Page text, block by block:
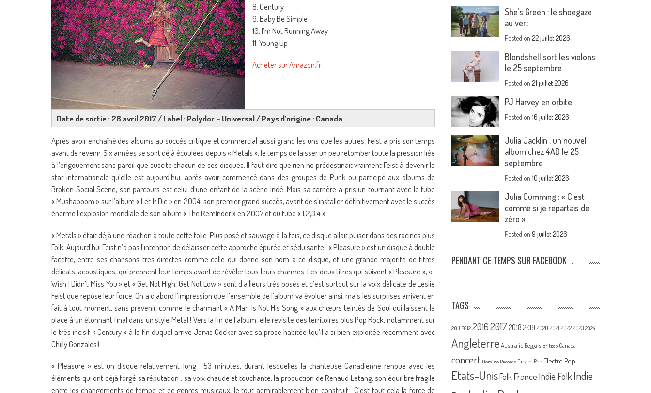
8. Century
9. Baby Be Simple
10. I’m Not Running Away
11. Young Up
Acheter sur Amazon.fr
Date de sortie : 28 avril 2017 / Label : Polydor – Universal / Pays d’origine : Canada
Après avoir enchaîné des albums au succès critique et commercial aussi grand les uns que les autres, Feist a pris son temps
avant de revenir. Six années se sont déjà écoulées depuis « Metals », le temps de laisser un peu retomber toute la pression liée
à l’engouement sans pareil que suscite chacun de ses disques. Il faut dire que rien ne prédestinait vraiment Feist à devenir la
star internationale qu’elle est aujourd’hui, après avoir commencé dans des groupes de Punk ou participé aux albums de
Broken Social Scene, son parcours est celui d’une enfant de la scène Indé. Mais sa carrière a pris un tournant avec le tube
« Mushaboom » sur l’album « Let It Die » en 2004, son premier grand succès, avant de s’installer définitivement avec le succès
énorme l’explosion mondiale de son album « The Reminder » en 2007 et du tube « 1,2,3,4 ».
« Metals » était déjà une réaction à toute cette folie. Plus posé et sauvage à la fois, ce disque allait puiser dans des racines plus
Folk. Aujourd’hui Feist n’a pas l’intention de délaisser cette approche épurée et séduisante : « Pleasure » est un disque à double
facette, entre ses chansons très directes comme celle qui donne son nom à ce disque, et une grande majorité de titres
délicats, acoustiques, qui prennent leur temps avant de révéler tous leurs charmes. Les deux titres qui suivent « Pleasure », « I
Wish I Didn’t Miss You » et « Get Not High, Get Not Low » sont d’ailleurs très posés et c’est surtout sur la voix délicate de Leslie
Feist que repose leur force. On a d’abord l’impression que l’ensemble de l’album va évoluer ainsi, mais les surprises arrivent en
fait à tout moment, sans prévenir, comme le charmant « A Man Is Not His Song » aux chœurs teintés de Soul qui laissent la
place à un étonnant final dans un style Metal ! Vers la fin de l’album, elle revisite des territoires plus Pop Rock, notamment sur
le très incisif « Century » à la fin duquel arrive Jarvis Cocker avec sa prose habitée (qu’il a si bien exploitée récemment avec
Chilly Gonzales).
« Pleasure » est un disque relativement long : 53 minutes, durant lesquelles la chanteuse Canadienne renoue avec les
éléments qui ont déjà forgé sa réputation : sa voix chaude et touchante, la production de Renaud Letang, son équilibre fragile
entre les changements de tempo et de genres musicaux, le tout admirablement bien construit. C’est tout cela la force de
She’s Green : le shoegaze
au vert
Posted on22 juillet 2026
Blondshell sort les violons
le 25 septembre
Posted on21 juillet 2026
PJ Harvey en orbite
Posted on16 juillet 2026
Julia Jacklin : un nouvel
album chez 4AD le 25
septembre
Posted on10 juillet 2026
Julia Cumming : « C’est
comme si je repartais de
zéro »
Posted on9 juillet 2026
PENDANT CE TEMPS SUR FACEBOOK
TAGS
2011 2012 20162017 2018 2019 2020 2021 2022 2023 2024
Angleterre Australie Beggars Britpop Canada
concert Domino Records Dream Pop Electro Pop
Etats-UnisFolk France Indie FolkIndie